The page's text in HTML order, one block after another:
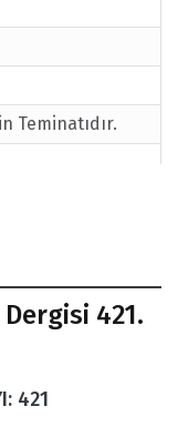
Teminatıdır.
Dergisi 421.
421